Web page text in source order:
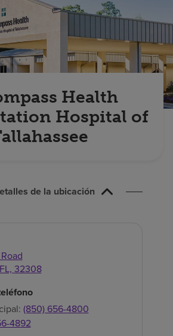
Health
Hospital of
de la ubicación
FL, 32308
(850) 656-4800
4892